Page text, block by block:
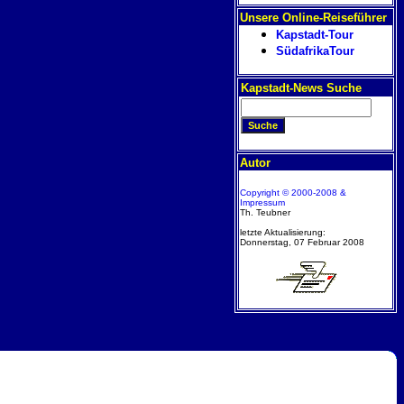
Unsere Online-Reiseführer
Kapstadt-Tour
SüdafrikaTour
Kapstadt-News Suche
Autor
Copyright © 2000-2008 &
Impressum
Th. Teubner
letzte Aktualisierung:
Donnerstag, 07 Februar 2008